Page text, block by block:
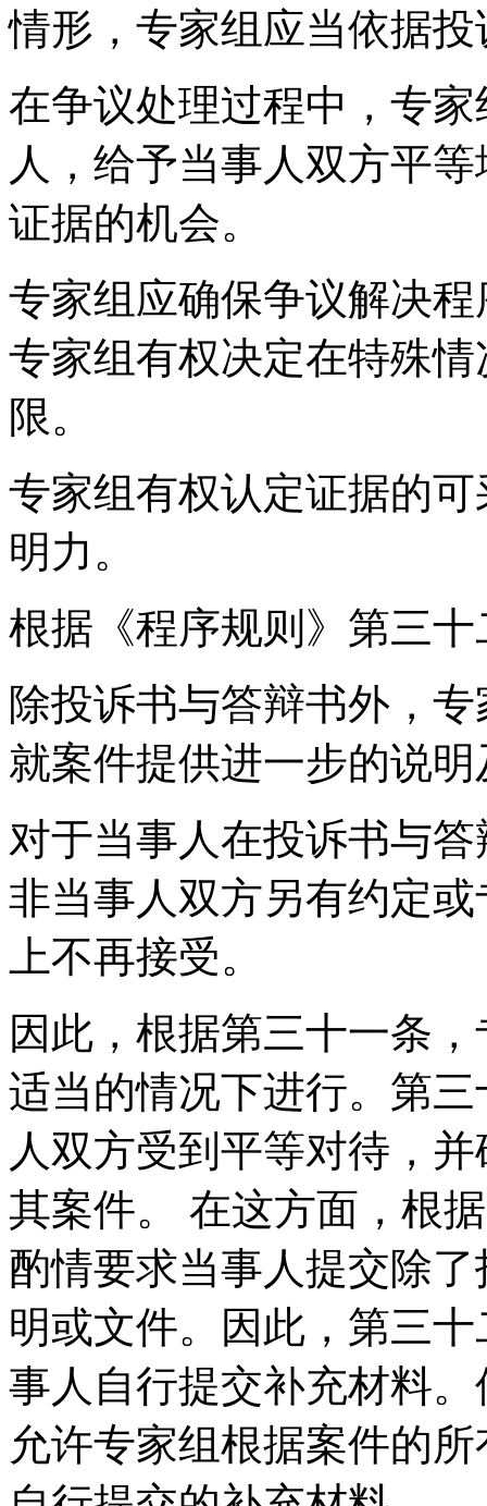
情形，专家组应当依据
在争议处理过程中，专
人，给予当事人双方平
证据的机会。
专家组应确保争议解决
专家组有权决定在特殊
限。
专家组有权认定证据的
明力。
根据《程序规则》第三
除投诉书与答辩书外，
就案件提供进一步的说
对于当事人在投诉书与
非当事人双方另有约定
上不再接受。
因此，根据第三十一条
适当的情况下进行。第
人双方受到平等对待，
其案件。 在这方面，根
酌情要求当事人提交除
明或文件。因此，第三
事人自行提交补充材料
允许专家组根据案件的